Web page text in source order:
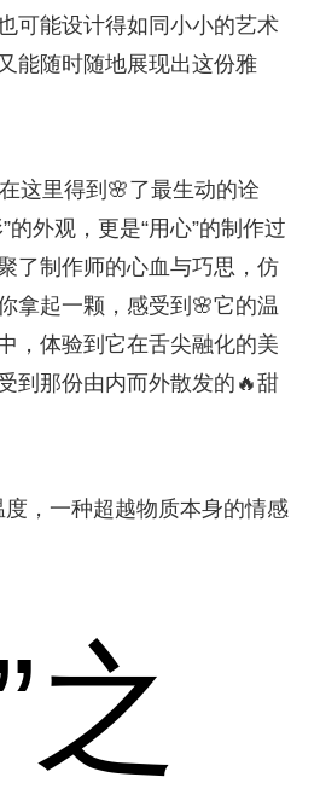
可能设计得如同小小的艺术
能随时随地展现出这份雅
在这里得到🌸了最生动的诠
的外观，更是“用心”的制作过
了制作师的心血与巧思，仿
拿起一颗，感受到🌸它的温
，体验到它在舌尖融化的美
到那份由内而外散发的🔥甜
度，一种超越物质本身的情感
之